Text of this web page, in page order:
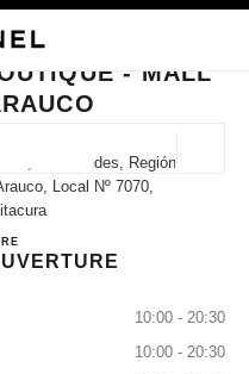
barre de recherche
BOUTIQUE - MALL
- MALL
Las Condes, Región
Local Nº 7070,
Beauty Boutique - Mall
10:00 - 20:30
10:00 - 20:30
ET JOAILLERIE